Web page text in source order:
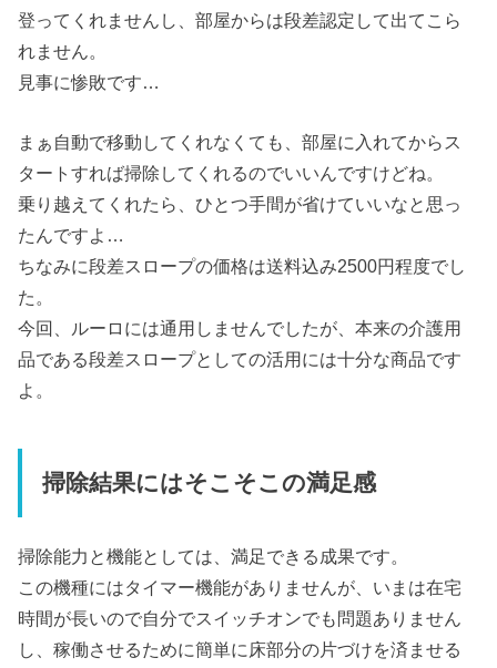
登ってくれませんし、部屋からは段差認定して出てこら
れません。
見事に惨敗です…
まぁ自動で移動してくれなくても、部屋に入れてからス
タートすれば掃除してくれるのでいいんですけどね。
乗り越えてくれたら、ひとつ手間が省けていいなと思っ
たんですよ…
ちなみに段差スロープの価格は送料込み2500円程度でし
た。
今回、ルーロには通用しませんでしたが、本来の介護用
品である段差スロープとしての活用には十分な商品です
よ。
掃除結果にはそこそこの満足感
掃除能力と機能としては、満足できる成果です。
この機種にはタイマー機能がありませんが、いまは在宅
時間が長いので自分でスイッチオンでも問題ありません
し、稼働させるために簡単に床部分の片づけを済ませる